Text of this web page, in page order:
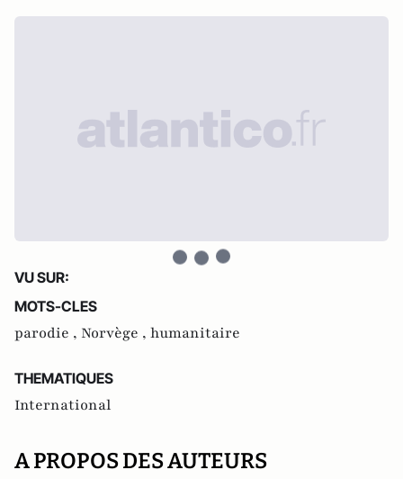
VU SUR:
MOTS-CLES
parodie , Norvège , humanitaire
THEMATIQUES
International
A PROPOS DES AUTEURS